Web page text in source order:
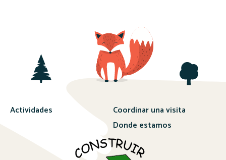
Actividades
Coordinar una visita
Donde estamos